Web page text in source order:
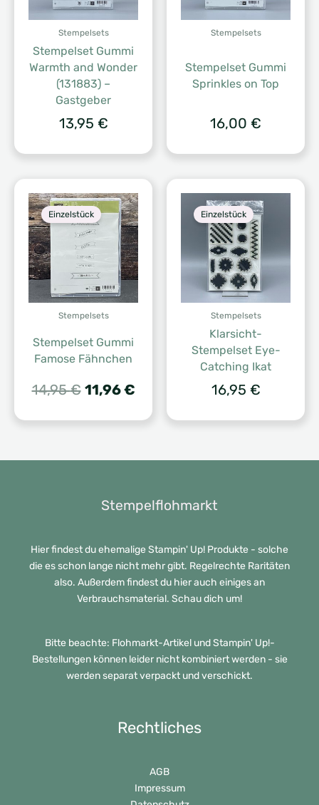
Stempelsets
Stempelset Gummi
Warmth and Wonder
(131883) –
Gastgeber
13,95 €
Stempelsets
Stempelset Gummi
Sprinkles on Top
16,00 €
Einzelstück
Stempelsets
Stempelset Gummi
Famose Fähnchen
14,95€ Ursprünglicher
war:
11,96€Aktueller
ist:
Einzelstück
Stempelsets
Klarsicht-
Stempelset Eye-
Catching Ikat
16,95 €
Stempelflohmarkt
Hier findest du ehemalige Stampin' Up! Produkte - solche
die es schon lange nicht mehr gibt. Regelrechte Raritäten
also. Außerdem findest du hier auch einiges an
Verbrauchsmaterial. Schau dich um!
Bitte beachte: Flohmarkt-Artikel und Stampin' Up!-
Bestellungen können leider nicht kombiniert werden - sie
werden separat verpackt und verschickt.
Rechtliches
AGB
Impressum